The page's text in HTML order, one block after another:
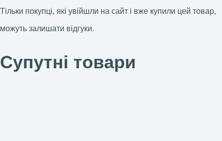
Тільки покупці, які увійшли на сайт і вже купили цей товар,
можуть залишати відгуки.
Супутні товари